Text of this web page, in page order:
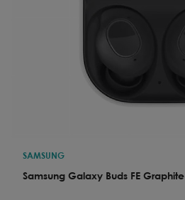
SAMSUNG
Samsung Galaxy Buds FE Graphite